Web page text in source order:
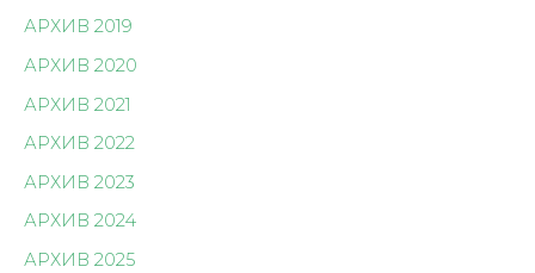
АРХИВ 2019
АРХИВ 2020
АРХИВ 2021
АРХИВ 2022
АРХИВ 2023
АРХИВ 2024
АРХИВ 2025